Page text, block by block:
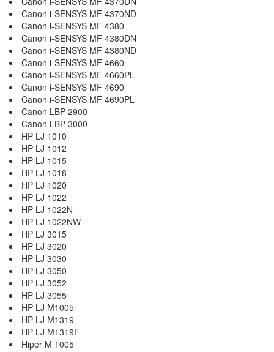
Canon i-SENSYS MF 4370ND
Canon i-SENSYS MF 4380
Canon i-SENSYS MF 4380DN
Canon i-SENSYS MF 4380ND
Canon i-SENSYS MF 4660
Canon i-SENSYS MF 4660PL
Canon i-SENSYS MF 4690
Canon i-SENSYS MF 4690PL
Canon LBP 2900
Canon LBP 3000
HP LJ 1010
HP LJ 1012
HP LJ 1015
HP LJ 1018
HP LJ 1020
HP LJ 1022
HP LJ 1022N
HP LJ 1022NW
HP LJ 3015
HP LJ 3020
HP LJ 3030
HP LJ 3050
HP LJ 3052
HP LJ 3055
HP LJ M1005
HP LJ M1319
HP LJ M1319F
Hiper M 1005